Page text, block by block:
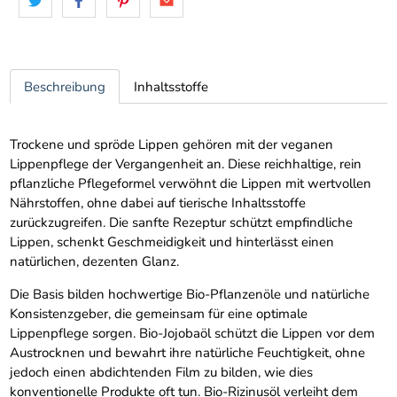
Beschreibung Inhaltsstoffe
Trockene und spröde Lippen gehören mit der veganen
Lippenpflege der Vergangenheit an. Diese reichhaltige, rein
pflanzliche Pflegeformel verwöhnt die Lippen mit wertvollen
Nährstoffen, ohne dabei auf tierische Inhaltsstoffe
zurückzugreifen. Die sanfte Rezeptur schützt empfindliche
Lippen, schenkt Geschmeidigkeit und hinterlässt einen
natürlichen, dezenten Glanz.
Die Basis bilden hochwertige Bio-Pflanzenöle und natürliche
Konsistenzgeber, die gemeinsam für eine optimale
Lippenpflege sorgen. Bio-Jojobaöl schützt die Lippen vor dem
Austrocknen und bewahrt ihre natürliche Feuchtigkeit, ohne
jedoch einen abdichtenden Film zu bilden, wie dies
konventionelle Produkte oft tun. Bio-Rizinusöl verleiht dem